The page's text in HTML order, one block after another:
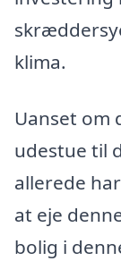
klima.
Uanset om
udestue til
allerede
at eje
bolig i